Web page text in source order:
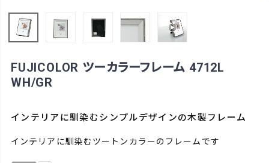
FUJICOLOR ツーカラーフレーム 4712L
WH/GR
インテリアに馴染むシンプルデザインの木製フレーム
インテリアに馴染むツートンカラーのフレームです